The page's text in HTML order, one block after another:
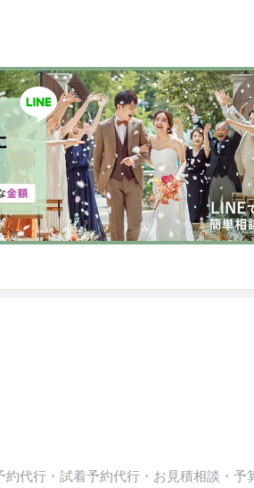
約代行・試着予約代行・お見積相談・予